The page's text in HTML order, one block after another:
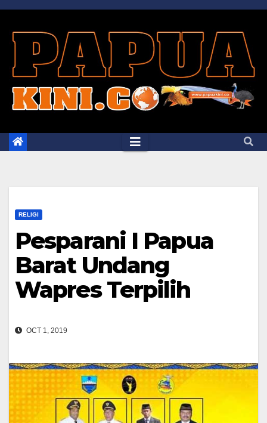
Skip
content
RELIGI
Pesparani I Papua
Barat Undang
Wapres Terpilih
OCT 1, 2019